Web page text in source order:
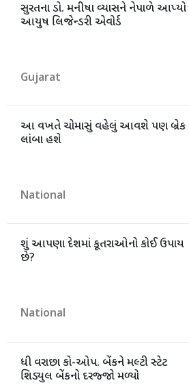
સુરતના ડો. મનીષા વ્યાસને નેપાળે આપ્યો
આયુષ લિજેન્ડરી એવોર્ડ
Gujarat
આ વખતે ચોમાસું વહેલું આવશે પણ બ્રેક
લાંબા હશે
National
શું આપણા દેશમાં કૂતરાઓનો કોઈ ઉપાય
છે?
National
ધી વરાછા કો-ઓપ. બેંકને મલ્ટી સ્ટેટ
શિડ્યુલ બેંકનો દરજ્જો મળ્યો